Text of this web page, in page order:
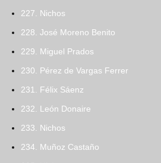
227. Nichos
228. José Moreno Benito
229. Miguel Prados
230. Pérez de Vargas Ferrer
231. Félix Sáenz
232. León Donaire
233. Nichos
234. Muñoz Castaño